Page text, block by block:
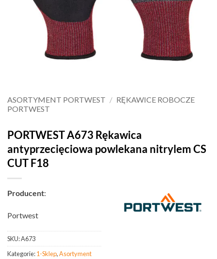
ASORTYMENT PORTWEST / RĘKAWICE ROBOCZE
PORTWEST
PORTWEST A673 Rękawica
antyprzecięciowa powlekana nitrylem CS
CUT F18
Producent:
Portwest
SKU:A673
Kategorie:1-Sklep,Asortyment